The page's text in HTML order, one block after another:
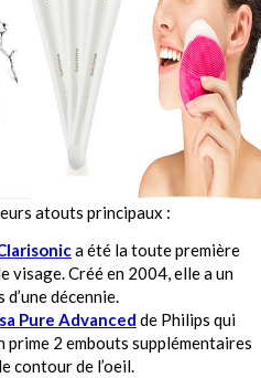
atouts principaux :
a été la toute première
visage. Créé en 2004, elle a un
d’une décennie.
Pure Advanced de Philips qui
prime 2 embouts supplémentaires
contour de l’oeil.